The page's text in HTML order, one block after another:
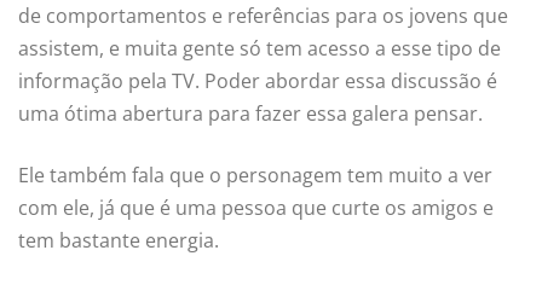
de comportamentos e referências para os jovens que
assistem, e muita gente só tem acesso a esse tipo de
informação pela TV. Poder abordar essa discussão é
uma ótima abertura para fazer essa galera pensar.
Ele também fala que o personagem tem muito a ver
com ele, já que é uma pessoa que curte os amigos e
tem bastante energia.